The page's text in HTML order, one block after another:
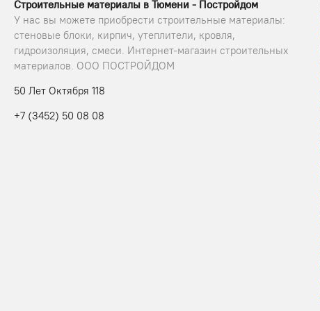
Строительные материалы в Тюмени - Постройдом
У нас вы можете приобрести строительные материалы:
стеновые блоки, кирпич, утеплители, кровля,
гидроизоляция, смеси. Интернет-магазин строительных
материалов. ООО ПОСТРОЙДОМ
50 Лет Октября 118
+7 (3452) 50 08 08